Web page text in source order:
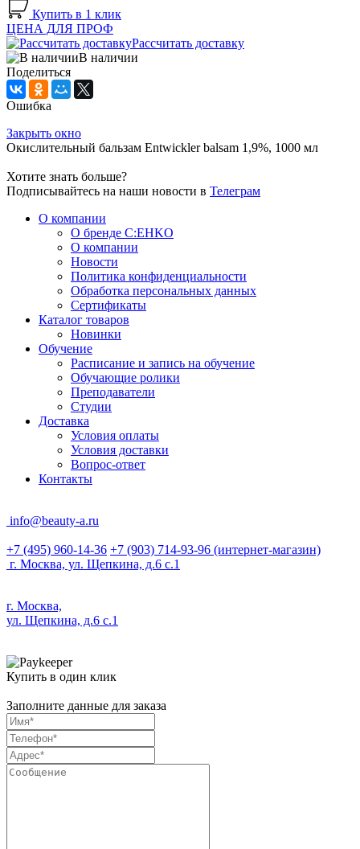
Купить в 1 клик
ЦЕНА ДЛЯ ПРОФ
Рассчитать доставку
В наличии
Поделиться
Ошибка
Закрыть окно
Окислительный бальзам Entwickler balsam 1,9%, 1000 мл
Хотите знать больше?
Подписывайтесь на наши новости в Телеграм
О компании
О бренде C:EHKO
О компании
Новости
Политика конфиденциальности
Обработка персональных данных
Сертификаты
Каталог товаров
Новинки
Обучение
Расписание и запись на обучение
Обучающие ролики
Преподаватели
Студии
Доставка
Условия оплаты
Условия доставки
Вопрос-ответ
Контакты
info@beauty-a.ru
+7 (495) 960-14-36 +7 (903) 714-93-96 (интернет-магазин)
г. Москва, ул. Щепкина, д.6 с.1
г. Москва,
ул. Щепкина, д.6 с.1
Купить в один клик
Заполните данные для заказа